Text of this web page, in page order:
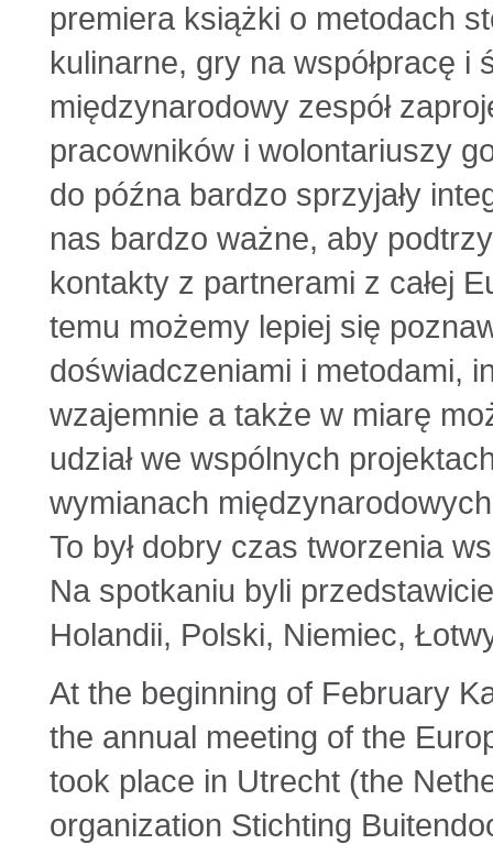
premiera książki o metodach
kulinarne, gry na współpracę
międzynarodowy zespół
pracowników i wolontariuszy
do późna bardzo sprzyjały
nas bardzo ważne, aby
kontakty z partnerami z całej
temu możemy lepiej się
doświadczeniami i metodami,
wzajemnie a także w miarę
udział we wspólnych
wymianach
To był dobry czas tworzenia
Na spotkaniu byli
Holandii, Polski, Niemiec,
At the beginning of February
the annual meeting of the
took place in Utrecht (the
organization Stichting